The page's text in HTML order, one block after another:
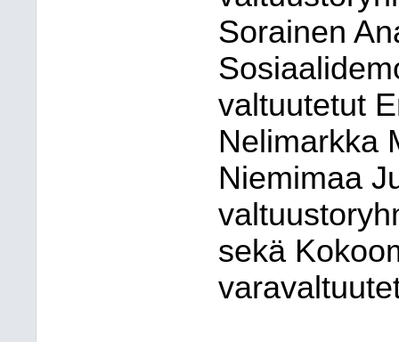
Sorainen
valtuutetut
Nelimarkka
Niemimaa
sekä